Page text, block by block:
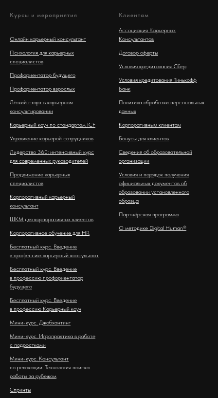
Курсы и мероприятия
Онлайн карьерный консультант
Психология для карьерных
специалистов
Профориентатор будущего
Профориентатор взрослых
Лёгкий старт в карьерном
консультировании
Карьерный коуч по стандартам ICF
Управление карьерой сотрудников
Лидерство 360: интенсивный курс
для современных руководителей
Продвижение карьерных
специалистов
Корпоративный карьерный
консультант
ШКМ для корпоративных клиентов
Корпоративное обучение для HR
Бесплатный курс. Введение
в профессию карьерный консультант
Бесплатный курс. Введение
в профессию профориентатор
будущего
Бесплатный курс. Введение
в профессию Карьерный коуч
Мини-курс. Джобхантинг
Мини-курс. Игропрактика в работе
с подростками
Мини-курс. Консультант
по релокации. Технология поиска
работы за рубежом
Спринты
Клиентам
Ассоциация Карьерных
Консультантов
Договор оферты
Условия кредитования Сбер
Условия кредитования Тинькофф
Банк
Политика обработки персональных
данных
Корпоративным клиентам
Бонусы для клиентов
Сведения об образовательной
организации
Условия и порядок получения
официальных документов об
образовании установленного
образца
Партнёрская программа
О методике Digital Human®